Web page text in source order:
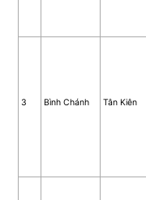
3 Bình Chánh Tân Kiên